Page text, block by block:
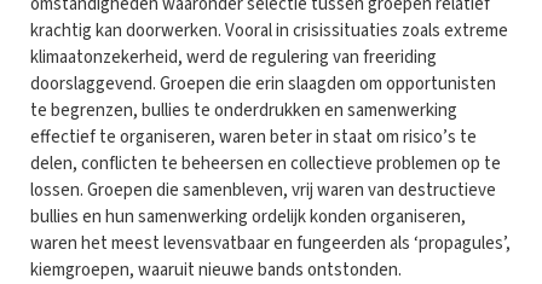
krachtig kan doorwerken. Vooral in crisissituaties zoals extreme
klimaatonzekerheid, werd de regulering van freeriding
doorslaggevend. Groepen die erin slaagden om opportunisten
te begrenzen, bullies te onderdrukken en samenwerking
effectief te organiseren, waren beter in staat om risico’s te
delen, conflicten te beheersen en collectieve problemen op te
lossen. Groepen die samenbleven, vrij waren van destructieve
bullies en hun samenwerking ordelijk konden organiseren,
waren het meest levensvatbaar en fungeerden als ‘propagules’,
kiemgroepen, waaruit nieuwe bands ontstonden.